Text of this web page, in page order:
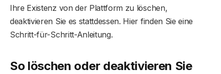
Ihre Existenz von der Plattform zu löschen,
deaktivieren Sie es stattdessen. Hier finden Sie eine
Schritt-für-Schritt-Anleitung.
So löschen oder deaktivieren Sie